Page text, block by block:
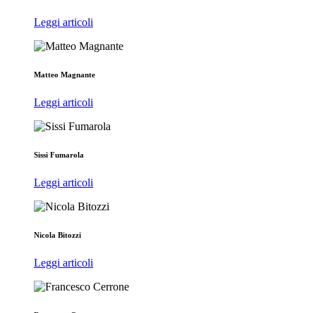
Leggi articoli
Matteo Magnante
Leggi articoli
Sissi Fumarola
Leggi articoli
Nicola Bitozzi
Leggi articoli